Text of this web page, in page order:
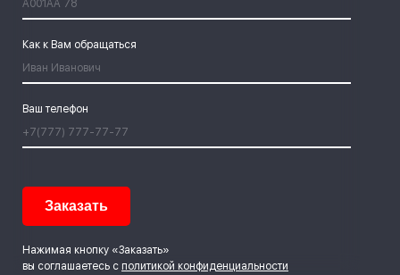
Как к Вам обращаться
Ваш телефон
Нажимая кнопку «Заказать»
вы соглашаетесь с политикой конфиденциальности